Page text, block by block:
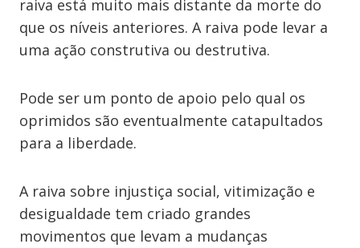
raiva está muito mais distante da morte do
que os níveis anteriores. A raiva pode levar a
uma ação construtiva ou destrutiva.
Pode ser um ponto de apoio pelo qual os
oprimidos são eventualmente catapultados
para a liberdade.
A raiva sobre injustiça social, vitimização e
desigualdade tem criado grandes
movimentos que levam a mudanças